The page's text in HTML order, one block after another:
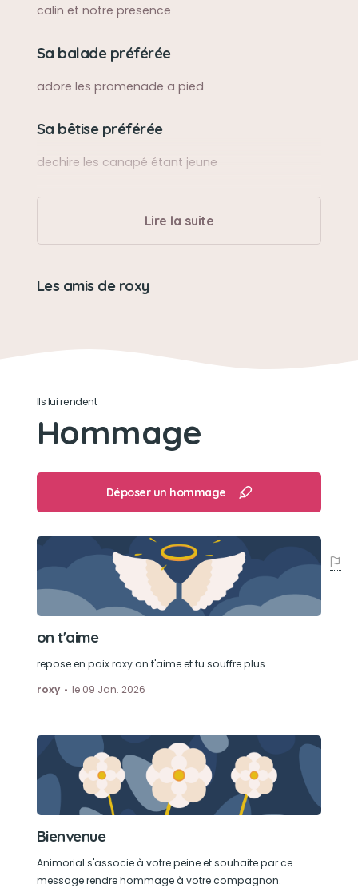
calin et notre presence
Sa balade préférée
adore les promenade a pied
Sa bêtise préférée
dechire les canapé étant jeune
Son caractère
caline,affectif,
Son jouet préféré
Son loisir préféré
Lire la suite
Les amis de roxy
Ils lui rendent
Hommage
Déposer un hommage
on t'aime
repose en paix roxy on t'aime et tu souffre plus
roxy
le 09 Jan. 2026
Bienvenue
Animorial s'associe à votre peine et souhaite par ce
message rendre hommage à votre compagnon.